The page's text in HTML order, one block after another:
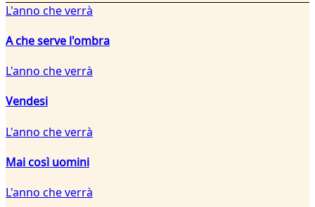
L'anno che verrà
A che serve l'ombra
L'anno che verrà
Vendesi
L'anno che verrà
Mai così uomini
L'anno che verrà